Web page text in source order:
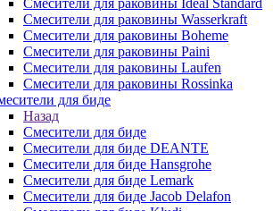
Смесители для раковины Ideal Standard
Смесители для раковины Wasserkraft
Смесители для раковины Boheme
Смесители для раковины Paini
Смесители для раковины Laufen
Смесители для раковины Rossinka
для биде
Назад
Смесители для биде
Смесители для биде DEANTE
Смесители для биде Hansgrohe
Смесители для биде Lemark
Смесители для биде Jacob Delafon